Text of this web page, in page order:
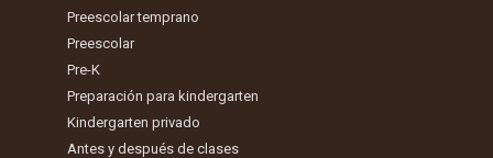
Preescolar temprano
Preescolar
Pre-K
Preparación para kindergarten
Kindergarten privado
Antes y después de clases